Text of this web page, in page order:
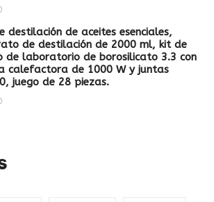
destilación de aceites esenciales,
de destilación de 2000 ml, kit de
de laboratorio de borosilicato 3.3 con
calefactora de 1000 W y juntas
juego de 28 piezas.